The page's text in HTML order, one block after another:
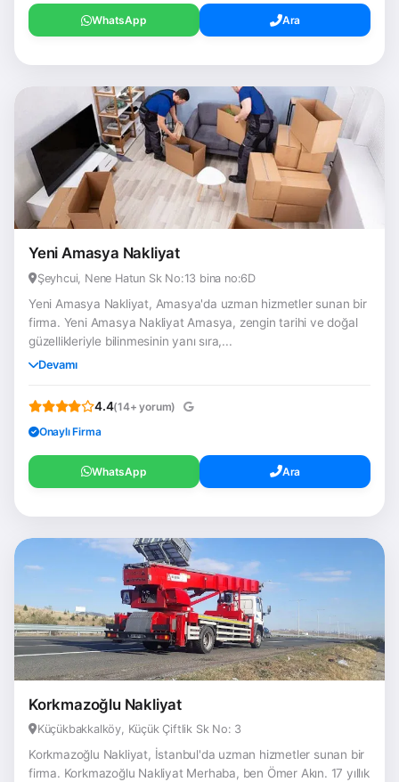
WhatsApp Ara
Yeni Amasya Nakliyat
Şeyhcui, Nene Hatun Sk No:13 bina no:6D
Yeni Amasya Nakliyat, Amasya'da uzman hizmetler sunan bir
firma. Yeni Amasya Nakliyat Amasya, zengin tarihi ve doğal
güzellikleriyle bilinmesinin yanı sıra,...
Devamı
4.4(14+ yorum)
Onaylı Firma
WhatsApp Ara
Korkmazoğlu Nakliyat
Küçükbakkalköy, Küçük Çiftlik Sk No: 3
Korkmazoğlu Nakliyat, İstanbul'da uzman hizmetler sunan bir
firma. Korkmazoğlu Nakliyat Merhaba, ben Ömer Akın. 17 yıllık